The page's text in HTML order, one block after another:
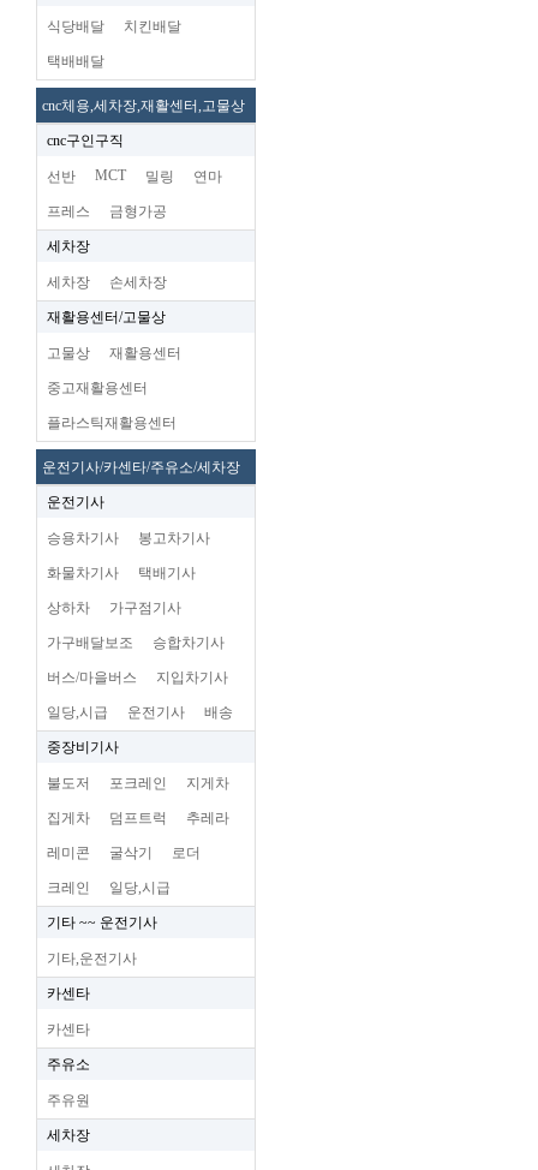
식당배달 치킨배달
택배배달
cnc체용,세차장,재활센터,고물상
cnc구인구직
선반 MCT 밀링 연마
프레스 금형가공
세차장
세차장 손세차장
재활용센터/고물상
고물상 재활용센터
중고재활용센터
플라스틱재활용센터
운전기사/카센타/주유소/세차장
운전기사
승용차기사 봉고차기사
화물차기사 택배기사
상하차 가구점기사
가구배달보조 승합차기사
버스/마을버스 지입차기사
일당,시급 운전기사 배송
중장비기사
불도저 포크레인 지게차
집게차 덤프트럭 추레라
레미콘 굴삭기 로더
크레인 일당,시급
기타 ~~ 운전기사
기타,운전기사
카센타
카센타
주유소
주유원
세차장